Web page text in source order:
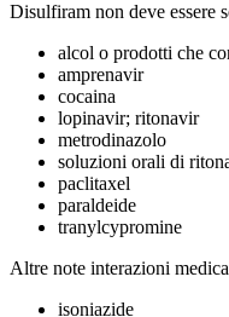
Disulfiram non deve essere
alcol o prodotti che
amprenavir
cocaina
lopinavir; ritonavir
metrodinazolo
soluzioni orali di
paclitaxel
paraldeide
tranylcypromine
Altre note interazioni
isoniazide